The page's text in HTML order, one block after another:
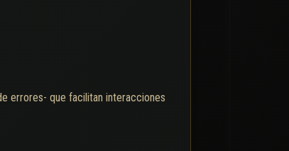
errores- que facilitan interacciones